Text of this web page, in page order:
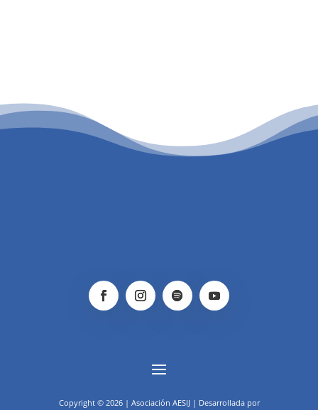
PATROCINIO CULTURAL
Copyright © 2026 | Asociación AESIJ | Desarrollada por